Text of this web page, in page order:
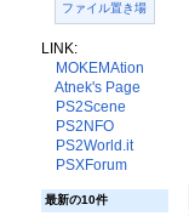
ファイル置き場
LINK:
MOKEMAtion
Atnek's Page
PS2Scene
PS2NFO
PS2World.it
PSXForum
最新の10件